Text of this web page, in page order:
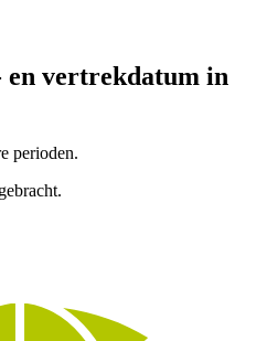
en vertrekdatum in
perioden.